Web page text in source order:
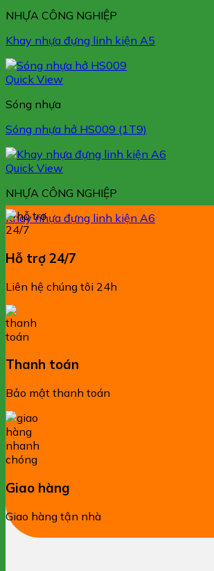
NHỰA CÔNG NGHIỆP
Khay nhựa đựng linh kiện A5
Quick View
Sóng nhựa
Sóng nhựa hở HS009 (1T9)
Quick View
NHỰA CÔNG NGHIỆP
Khay nhựa đựng linh kiện A6
Hỗ trợ 24/7
Liên hệ chúng tôi 24h
Thanh toán
Bảo mật thanh toán
Giao hàng
Giao hàng tận nhà